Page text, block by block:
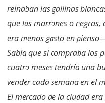
reinaban las gallinas
que las marrones o
era menos gasto en
Sabía que si compraba los
cuatro meses tendría una
vender cada semana en el
El mercado de la ciudad